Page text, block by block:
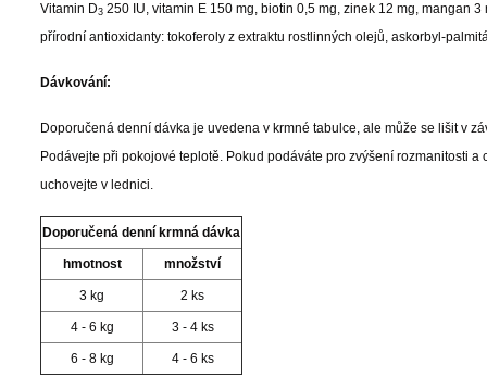
Vitamin D3 250 IU, vitamin E 150 mg, biotin 0,5 mg, zinek 12 mg, mangan
přírodní antioxidanty: tokoferoly z extraktu rostlinných olejů, askorbyl-
Dávkování:
Doporučená denní dávka je uvedena v krmné tabulce, ale může se lišit v
Podávejte při pokojové teplotě. Pokud podáváte pro zvýšení rozmanitosti
uchovejte v lednici.
Doporučená denní krmná dávka
hmotnost množství
3 kg 2 ks
4 - 6 kg 3 - 4 ks
6 - 8 kg 4 - 6 ks